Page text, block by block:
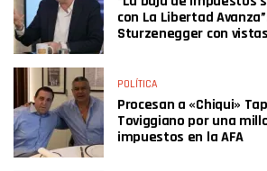
con La Libertad
Sturzenegger con
POLÍTICA
Procesan a «Chiqui»
Toviggiano por una
impuestos en la AFA